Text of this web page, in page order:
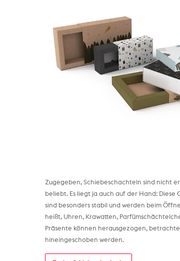
Zugegeben, Schiebeschachteln sind nicht
beliebt. Es liegt ja auch auf der Hand: Diese
sind besonders stabil und werden beim
heißt, Uhren, Krawatten,
Präsente können herausgezogen,
hineingeschoben werden.